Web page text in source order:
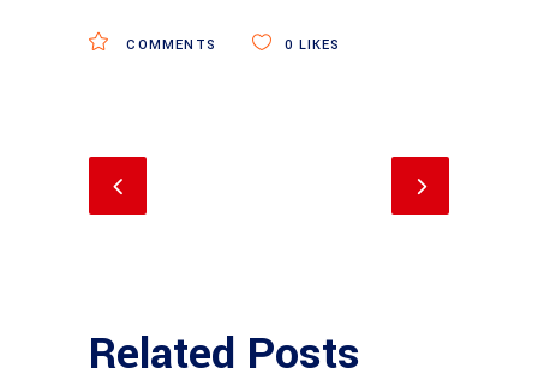
COMMENTS 0 LIKES
Related Posts